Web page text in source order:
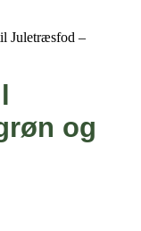
Juletræsfod –
og